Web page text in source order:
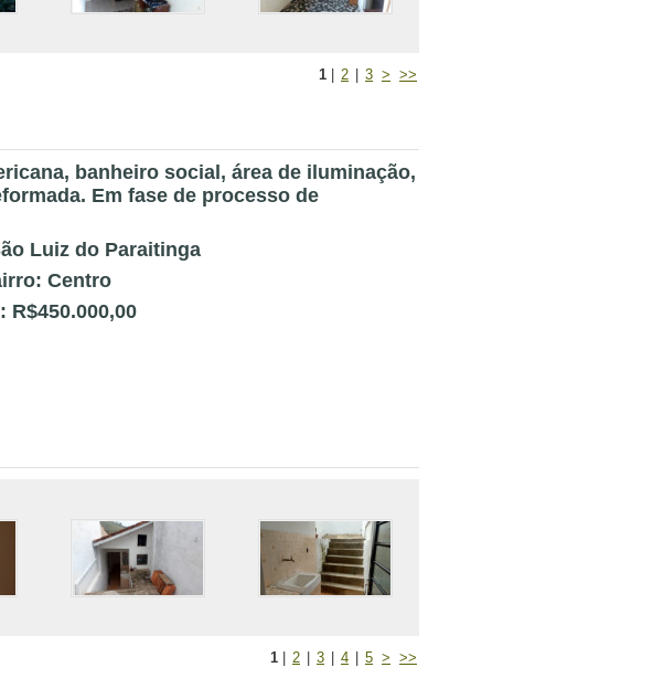
1 2 3 > >>
banheiro social, área de iluminação,
Em fase de processo de
Luiz do Paraitinga
Centro
R$450.000,00
1 2 3 4 5 > >>